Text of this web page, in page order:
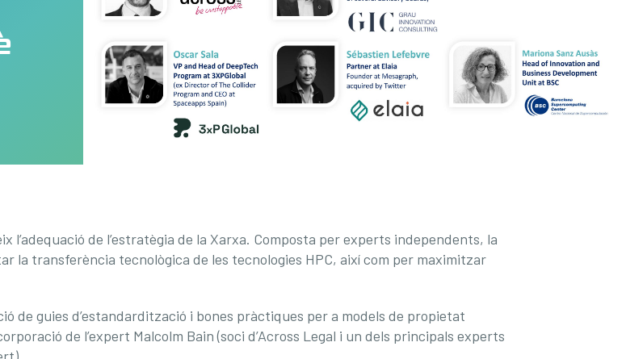
l’adequació de l’estratègia de la Xarxa. Composta per experts independents, la
la transferència tecnològica de les tecnologies HPC, així com per maximitzar
de guies d’estandardització i bones pràctiques per a models de propietat
de l’expert Malcolm Bain (soci d’Across Legal i un dels principals experts